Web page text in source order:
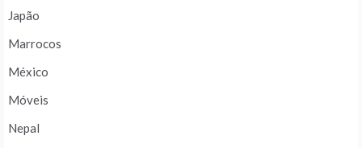
Japão
Marrocos
México
Móveis
Nepal